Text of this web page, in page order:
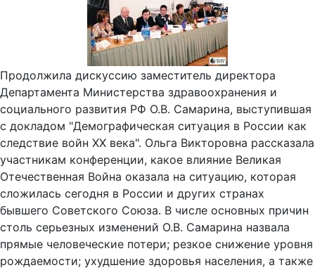
Продолжила дискуссию заместитель директора
Департамента Министерства здравоохранения и
социального развития РФ О.В. Самарина, выступившая
с докладом "Демографическая ситуация в России как
следствие войн ХХ века". Ольга Викторовна рассказала
участникам конференции, какое влияние Великая
Отечественная Война оказала на ситуацию, которая
сложилась сегодня в России и других странах
бывшего Советского Союза. В числе основных причин
столь серьезных изменений О.В. Самарина назвала
прямые человеческие потери; резкое снижение уровня
рождаемости; ухудшение здоровья населения, а также